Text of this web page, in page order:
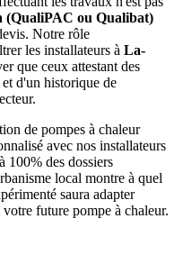
(QualiPAC ou Qualibat)
Notre rôle
les installateurs à La-
que ceux attestant des
et d'un historique de
de pompes à chaleur
avec nos installateurs
100% des dossiers
local montre à quel
saura adapter
future pompe à chaleur.